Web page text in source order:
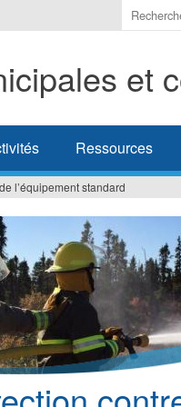
Indiquer
les
à
et
Ressources
l’équipement standard